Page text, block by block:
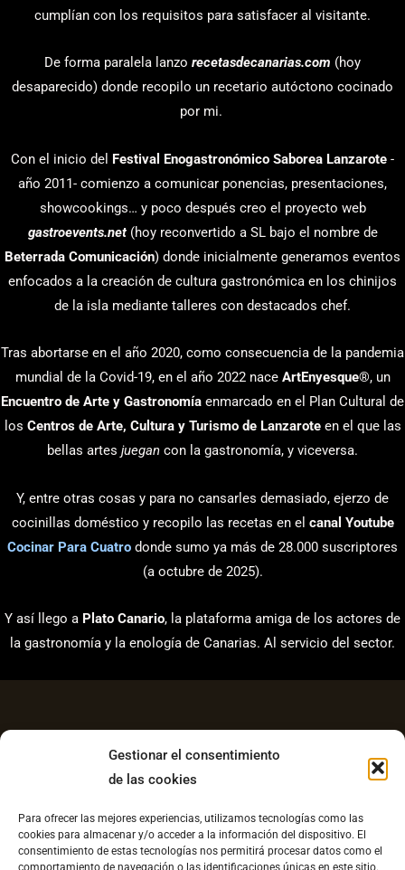
Gestionar el consentimiento
de las cookies
Para ofrecer las mejores experiencias, utilizamos tecnologías como las
cookies para almacenar y/o acceder a la información del dispositivo. El
consentimiento de estas tecnologías nos permitirá procesar datos como el
comportamiento de navegación o las identificaciones únicas en este sitio.
cumplían con los requisitos para satisfacer al visitante.
De forma paralela lanzo recetasdecanarias.com (hoy
desaparecido) donde recopilo un recetario autóctono cocinado
por mi.
Con el inicio del Festival Enogastronómico Saborea Lanzarote -
año 2011- comienzo a comunicar ponencias, presentaciones,
showcookings… y poco después creo el proyecto web
gastroevents.net(hoy reconvertido a SL bajo el nombre de
Beterrada Comunicación) donde inicialmente generamos eventos
enfocados a la creación de cultura gastronómica en los chinijos
de la isla mediante talleres con destacados chef.
Tras abortarse en el año 2020, como consecuencia de la pandemia
mundial de la Covid-19, en el año 2022 nace ArtEnyesque®, un
Encuentro de Arte y Gastronomía enmarcado en el Plan Cultural de
los Centros de Arte, Cultura y Turismo de Lanzaroteen el que las
bellas artes juegan con la gastronomía, y viceversa.
Y, entre otras cosas y para no cansarles demasiado, ejerzo de
cocinillas doméstico y recopilo las recetas en el canal Youtube
Cocinar Para Cuatro donde sumo ya más de 28.000 suscriptores
(a octubre de 2025).
Y así llego a Plato Canario, la plataforma amiga de los actores de
la gastronomía y la enología de Canarias. Al servicio del sector.
Política de Privacidad
Contacto